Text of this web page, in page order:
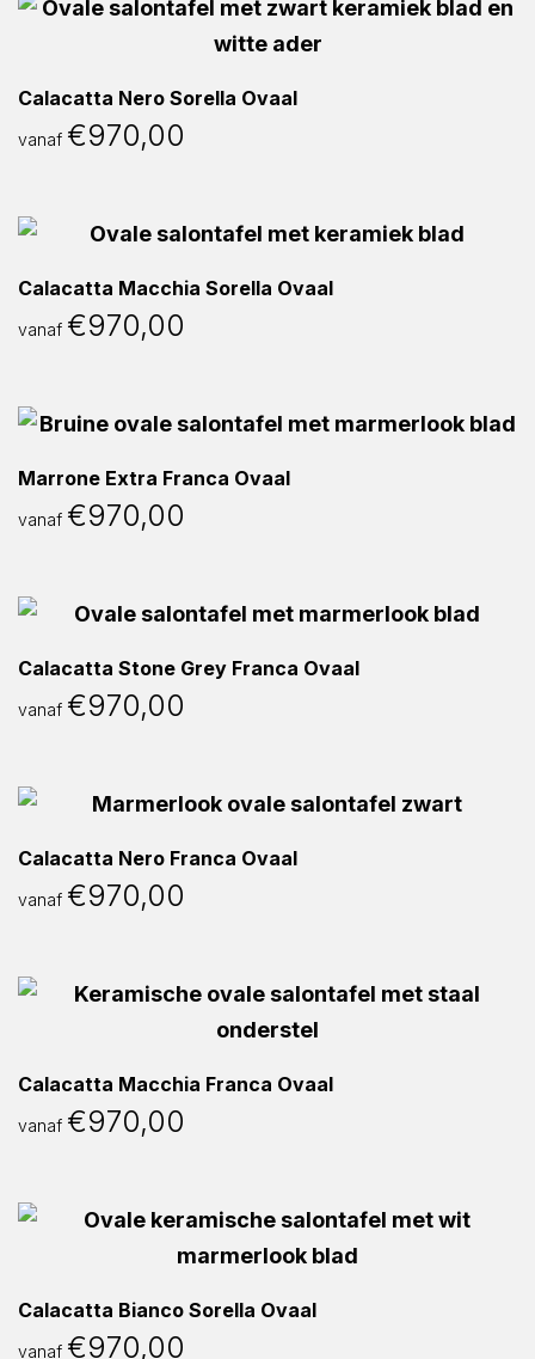
Calacatta Nero Sorella Ovaal
vanaf €970,00
Calacatta Macchia Sorella Ovaal
vanaf €970,00
Marrone Extra Franca Ovaal
vanaf €970,00
Calacatta Stone Grey Franca Ovaal
vanaf €970,00
Calacatta Nero Franca Ovaal
vanaf €970,00
Calacatta Macchia Franca Ovaal
vanaf €970,00
Calacatta Bianco Sorella Ovaal
vanaf €970,00